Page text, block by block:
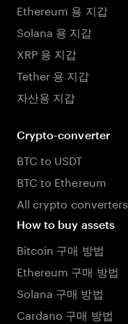
Ethereum 용 지갑
Solana 용 지갑
XRP 용 지갑
Tether 용 지갑
자산용 지갑
Crypto-converter
BTC to USDT
BTC to Ethereum
All crypto converters
How to buy assets
Bitcoin 구매 방법
Ethereum 구매 방법
Solana 구매 방법
Cardano 구매 방법